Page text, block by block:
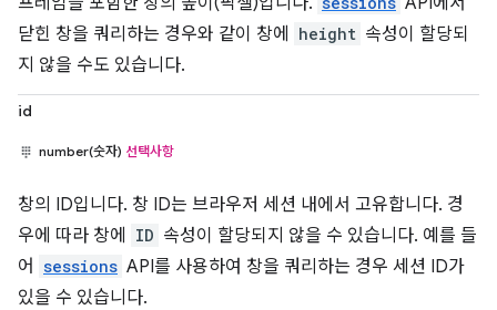
닫힌 창을 쿼리하는 경우와 같이 창에
height 속성이 할당되
지 않을 수도 있습니다.
id
number(숫자) 선택사항
창의 ID입니다. 창 ID는 브라우저 세션 내에서 고유합니다. 경
우에 따라 창에
ID 속성이 할당되지 않을 수 있습니다. 예를 들
어 sessions API를 사용하여 창을 쿼리하는 경우 세션 ID가
있을 수 있습니다.